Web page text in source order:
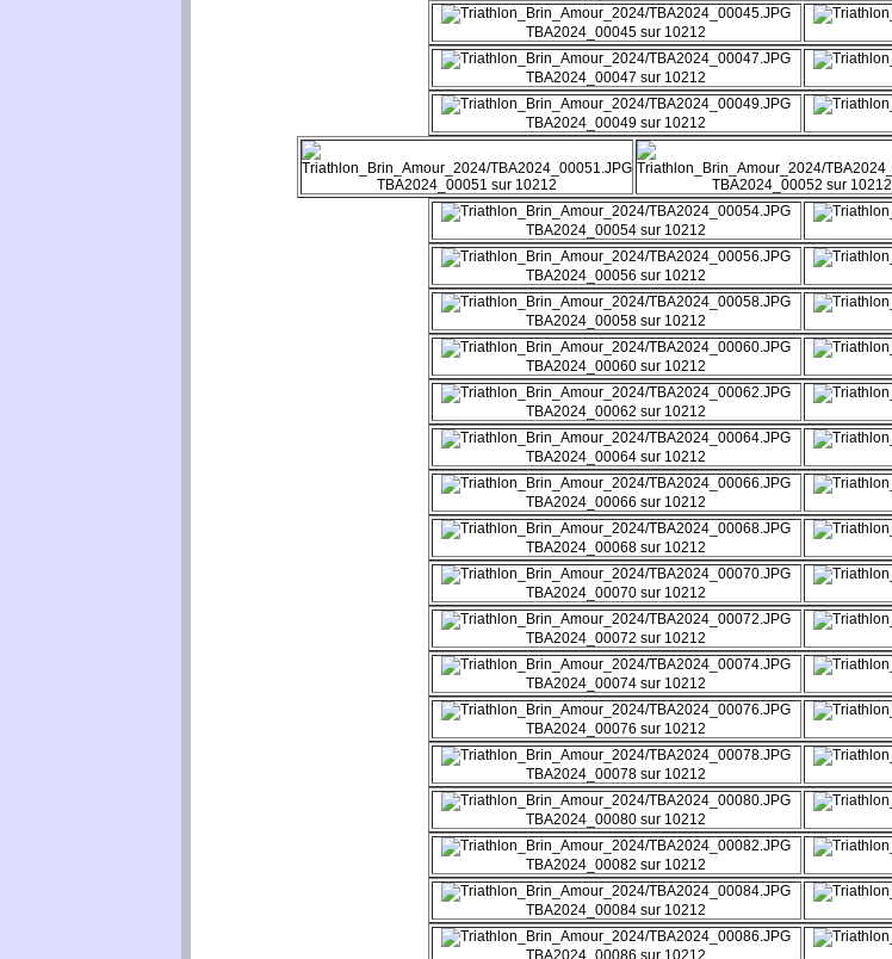
TBA2024_00045 sur 10212
TBA2024_00047 sur 10212
TBA2024_00049 sur 10212
TBA2024_00051 sur 10212 TBA2024_00052 sur 10212
TBA2024_00054 sur 10212
TBA2024_00056 sur 10212
TBA2024_00058 sur 10212
TBA2024_00060 sur 10212
TBA2024_00062 sur 10212
TBA2024_00064 sur 10212
TBA2024_00066 sur 10212
TBA2024_00068 sur 10212
TBA2024_00070 sur 10212
TBA2024_00072 sur 10212
TBA2024_00074 sur 10212
TBA2024_00076 sur 10212
TBA2024_00078 sur 10212
TBA2024_00080 sur 10212
TBA2024_00082 sur 10212
TBA2024_00084 sur 10212
TBA2024_00086 sur 10212